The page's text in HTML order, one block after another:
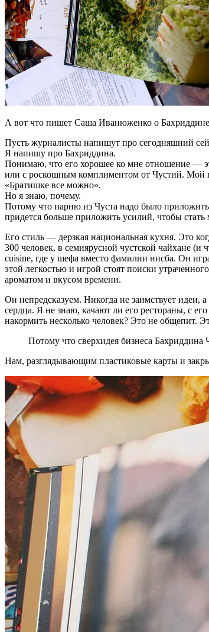
А вот что пишет Саша Иванюженко о
Пусть журналисты напишут про сегодняшний
Я напишу про Бахриддина.
Понимаю, что его хорошее ко мне отношение —
или с роскошным комплиментом от Чустий. Мой
«Братишке все можно».
Но я знаю, почему.
Потому что парню из Чуста надо было приложить
придется больше приложить усилий, чтобы
Его стиль — дерзкая национальная кухня. Это
300 человек, в семиярусной чустской чайхане
cuisine, где у шефа вместо фамилии нисба. Он
этой легкостью и игрой стоят поиски
ароматом и вкусом времени.
Он непредсказуем. Никогда не заимствует
сердца. Я не знаю, качают ли его рестораны, с
накормить несколько человек? Это не общепит.
Потому что сверхидея бизнеса Бахриддина
Нам, разглядывающим пластиковые карты и